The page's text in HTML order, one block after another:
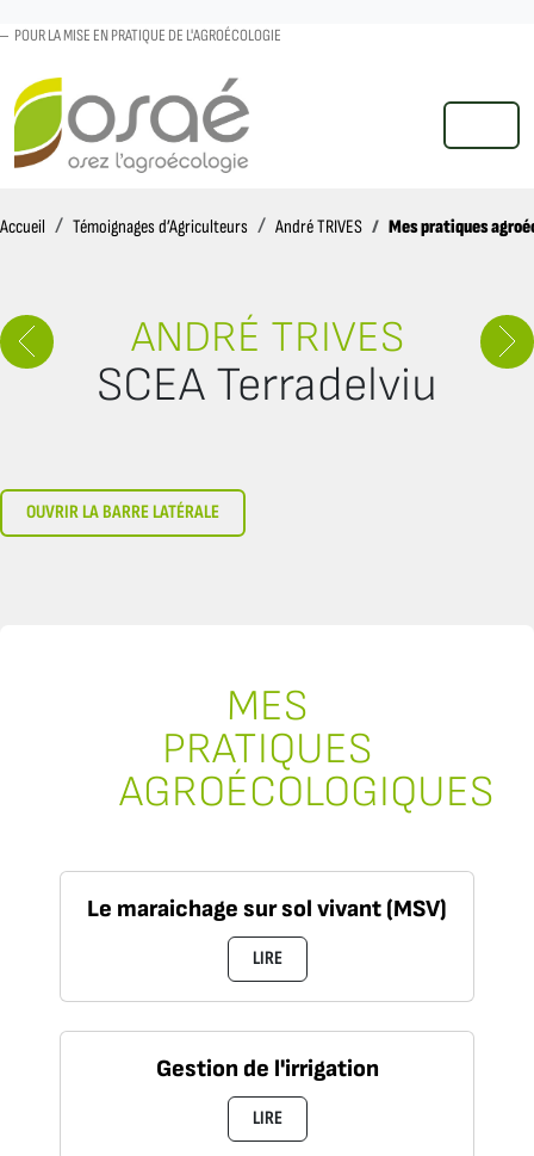
POUR LA MISE EN PRATIQUE DE L'AGROÉCOLOGIE
MENU
Accueil AccueilTémoignages d’Agriculteurs André TRIVES Mes pratiques
ANDRÉ TRIVES
SCEA Terradelviu
OUVRIR LA BARRE LATÉRALE
MES
PRATIQUES
AGROÉCOLOGIQUES
Le maraichage sur sol vivant (MSV)
LIRE
Gestion de l'irrigation
LIRE